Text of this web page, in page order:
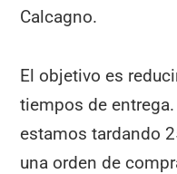
Calcagno.
El objetivo es
tiempos de
estamos tardando
una orden de